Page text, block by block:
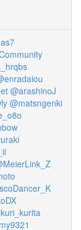
@arashinoJ
@matsngenki